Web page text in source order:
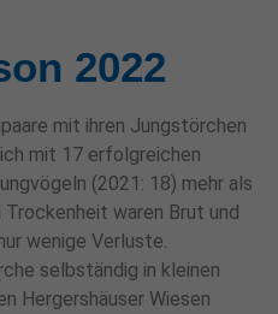
2022
mit ihren Jungstörchen
mit 17 erfolgreichen
(2021: 18) mehr als
waren Brut und
wenige Verluste.
selbständig in kleinen
Hergershäuser Wiesen